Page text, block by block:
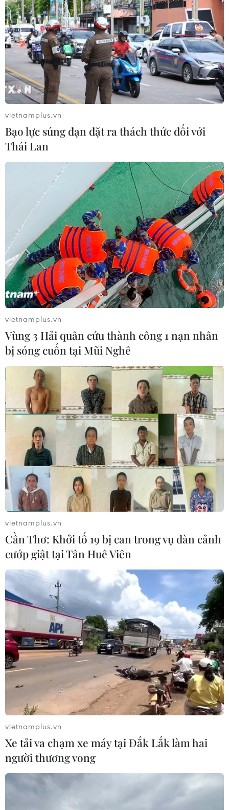
Thị trường nông sản: Giá gạo Việt Nam
tăng tuần thứ 3 liên tiếp
10/12/2022 23:00
Giá gạo 5% tấm của Việt Nam được chào bán ở mức
445-450 USD/tấn, mức cao nhất kể từ tháng 7/2021 và
Thị trường nông sản: Giá gạo Việt Nam
cao nhất kể từ tháng 7/2021
17/12/2022 11:40
Giá gạo 5% tấn của Việt Nam được chào bán ở mức
448-453 USD/tấn, tăng nhẹ so với mức 445-450
USD/tấn trong tuần trước, và cũng là mức cao nhất kể
từ tháng 7/2021.
Giá gạo Việt Nam diễn biến trái chiều với
giá gạo Ấn Độ, Thái Lan
18/03/2023 09:08
Một thương nhân tại Thành phố Hồ Chí Minh cho hay
giá gạo tăng do hoạt động xuất khẩu sang Trung Quốc
phục hồi trong khi Indonesia đang tích cực mua thêm để
cải thiện dự trữ quốc gia.
vietnamplus.vn
Bạo lực súng đạn đặt ra thách thức đối với
Thái Lan
vietnamplus.vn
Vùng 3 Hải quân cứu thành công 1 nạn nhân
bị sóng cuốn tại Mũi Nghê
vietnamplus.vn
Cần Thơ: Khởi tố 19 bị can trong vụ dàn cảnh
cướp giật tại Tân Huê Viên
vietnamplus.vn
Xe tải va chạm xe máy tại Đắk Lắk làm hai
người thương vong